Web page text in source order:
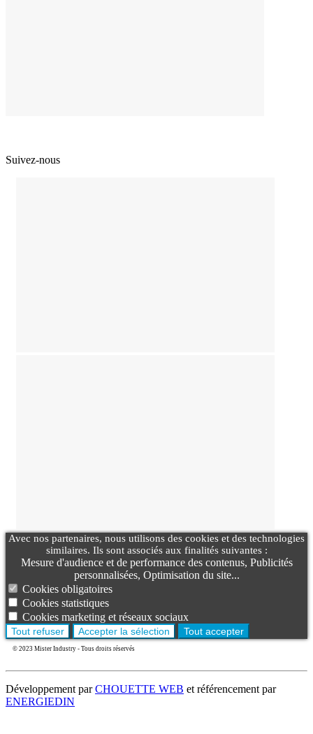
Suivez-nous
Avec nos partenaires, nous utilisons des cookies et des technologies
similaires. Ils sont associés aux finalités suivantes :
Mesure d'audience et de performance des contenus, Publicités
personnalisées, Optimisation du site...
Cookies obligatoires
Cookies statistiques
Cookies marketing et réseaux sociaux
Tout refuser Accepter la sélection Tout accepter
© 2023 Mister Industry - Tous droits réservés
Développement parCHOUETTE WEB et référencement par
ENERGIEDIN